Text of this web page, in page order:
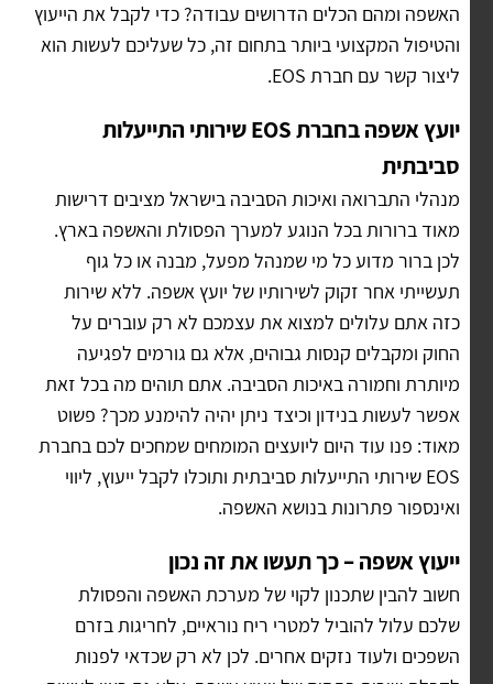
האשפה ומהם הכלים הדרושים עבודה? כדי לקבל את הייעוץ
והטיפול המקצועי ביותר בתחום זה, כל שעליכם לעשות הוא
ליצור קשר עם חברת EOS.
יועץ אשפה בחברת EOS שירותי התייעלות
סביבתית
מנהלי התברואה ואיכות הסביבה בישראל מציבים דרישות
מאוד ברורות בכל הנוגע למערך הפסולת והאשפה בארץ.
לכן ברור מדוע כל מי שמנהל מפעל, מבנה או כל גוף
תעשייתי אחר זקוק לשירותיו של יועץ אשפה. ללא שירות
כזה אתם עלולים למצוא את עצמכם לא רק עוברים על
החוק ומקבלים קנסות גבוהים, אלא גם גורמים לפגיעה
מיותרת וחמורה באיכות הסביבה. אתם תוהים מה בכל זאת
אפשר לעשות בנידון וכיצד ניתן יהיה להימנע מכך? פשוט
מאוד: פנו עוד היום ליועצים המומחים שמחכים לכם בחברת
EOS שירותי התייעלות סביבתית ותוכלו לקבל ייעוץ, ליווי
ואינספור פתרונות בנושא האשפה.
ייעוץ אשפה – כך תעשו את זה נכון
חשוב להבין שתכנון לקוי של מערכת האשפה והפסולת
שלכם עלול להוביל למטרי ריח נוראיים, לחריגות בזרם
השפכים ולעוד נזקים אחרים. לכן לא רק שכדאי לפנות